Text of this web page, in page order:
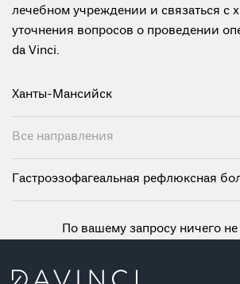
лечебном учреждении и связаться с
уточнения вопросов о проведении
da Vinci.
Ханты-Мансийск
Все направления
Гастроэзофагеальная рефлюксная
По вашему запросу ничего